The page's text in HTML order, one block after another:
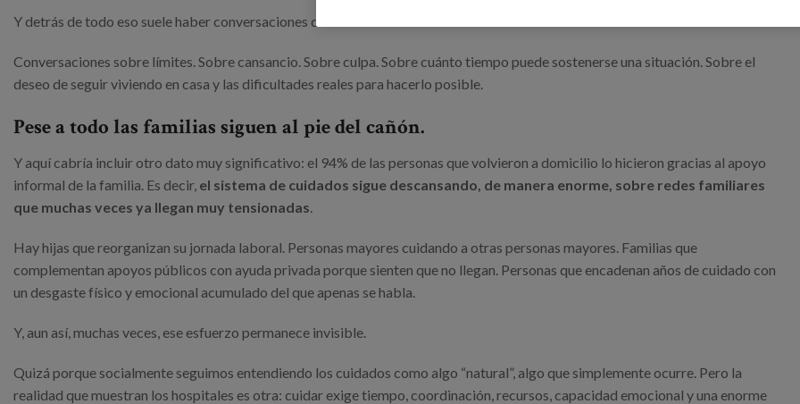
Y detrás de todo eso suele haber conversaciones difíciles.
Conversaciones sobre límites. Sobre cansancio. Sobre culpa. Sobre cuánto tiempo puede sostenerse una situación. Sobre el
deseo de seguir viviendo en casa y las dificultades reales para hacerlo posible.
Pese a todo las familias siguen al pie del cañón.
Y aquí cabría incluir otro dato muy significativo: el 94% de las personas que volvieron a domicilio lo hicieron gracias al apoyo
informal de la familia. Es decir, el sistema de cuidados sigue descansando, de manera enorme, sobre redes familiares
que muchas veces ya llegan muy tensionadas.
Hay hijas que reorganizan su jornada laboral. Personas mayores cuidando a otras personas mayores. Familias que
complementan apoyos públicos con ayuda privada porque sienten que no llegan. Personas que encadenan años de cuidado con
un desgaste físico y emocional acumulado del que apenas se habla.
Y, aun así, muchas veces, ese esfuerzo permanece invisible.
Quizá porque socialmente seguimos entendiendo los cuidados como algo “natural”, algo que simplemente ocurre. Pero la
realidad que muestran los hospitales es otra: cuidar exige tiempo, coordinación, recursos, capacidad emocional y una enorme